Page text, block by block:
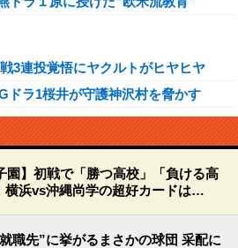
3連投覚悟にヤクルトがヒヤヒヤ
ドラ1桜井が守護神沢村を脅かす
園】初戦で「勝つ高校」「負ける高
横浜vs沖縄尚学の超好カードは…
職先”に挙がるまさかの球団 采配に